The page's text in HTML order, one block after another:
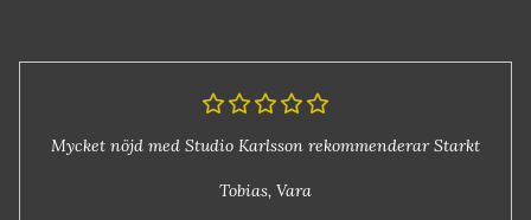
Mycket nöjd med Studio Karlsson rekommenderar Starkt
Tobias, Vara